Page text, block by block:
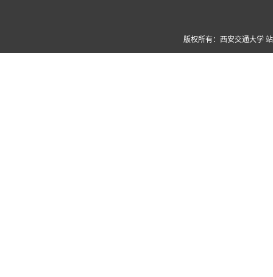
版权所有：西安交通大学